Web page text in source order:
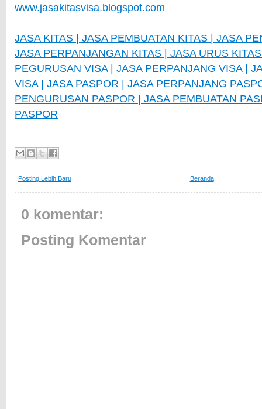
www.jasakitasvisa.blogspot.com
JASA KITAS | JASA PEMBUATAN KITAS | JASA
JASA PERPANJANGAN KITAS | JASA URUS
PEGURUSAN VISA | JASA PERPANJANG VISA |
VISA | JASA PASPOR | JASA PERPANJANG
PENGURUSAN PASPOR | JASA PEMBUATAN
PASPOR
Posting Lebih Baru Beranda
0 komentar:
Posting Komentar